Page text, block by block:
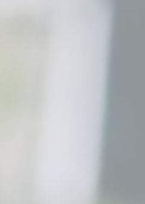
posées à Pierre FICHEUX,
Technique Embarqué et
chez OSS
rencontré Pierre FICHEUX pour
plus sur la formation Android 8
son formateur